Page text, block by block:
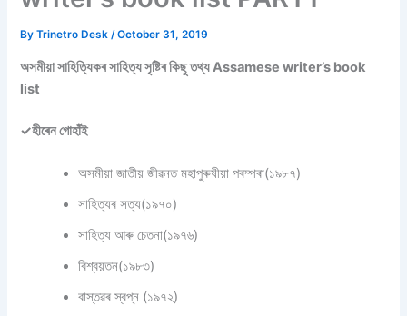
ByTrinetro Desk/October 31, 2019
অসমীয়া সাহিত্যিকৰ সাহিত্য সৃষ্টিৰ কিছু তথ্য Assamese writer’s book
list
✓হীৰেন গোহাঁই
অসমীয়া জাতীয় জীৱনত মহাপুৰুষীয়া পৰম্পৰা(১৯৮৭)
সাহিত্যৰ সত্য(১৯৭০)
সাহিত্য আৰু চেতনা(১৯৭৬)
বিশ্বয়তন(১৯৮৩)
বাস্তৱৰ স্বপ্ন (১৯৭২)